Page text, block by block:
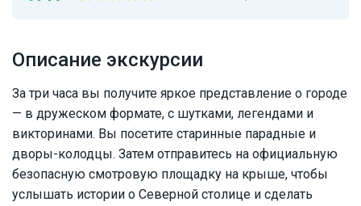
Описание экскурсии
За три часа вы получите яркое представление о городе
— в дружеском формате, с шутками, легендами и
викторинами. Вы посетите старинные парадные и
дворы-колодцы. Затем отправитесь на официальную
безопасную смотровую площадку на крыше, чтобы
услышать истории о Северной столице и сделать